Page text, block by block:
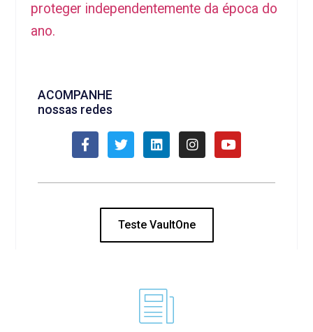
proteger independentemente da época do
ano.
ACOMPANHE
nossas redes
Teste VaultOne